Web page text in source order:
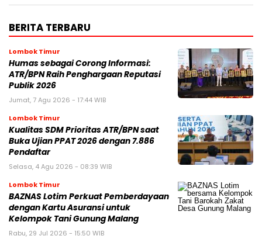
BERITA TERBARU
Lombok Timur
Humas sebagai Corong Informasi:
ATR/BPN Raih Penghargaan Reputasi
Publik 2026
Jumat, 7 Agu 2026 - 17:44 WIB
Lombok Timur
Kualitas SDM Prioritas ATR/BPN saat
Buka Ujian PPAT 2026 dengan 7.886
Pendaftar
Selasa, 4 Agu 2026 - 08:39 WIB
Lombok Timur
BAZNAS Lotim Perkuat Pemberdayaan
dengan Kartu Asuransi untuk
Kelompok Tani Gunung Malang
Rabu, 29 Jul 2026 - 15:50 WIB